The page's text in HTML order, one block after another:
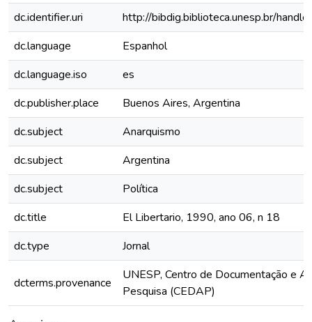
dc.identifier.uri
http://bibdig.biblioteca.unesp.br/
dc.language
Espanhol
dc.language.iso
es
dc.publisher.place
Buenos Aires, Argentina
dc.subject
Anarquismo
dc.subject
Argentina
dc.subject
Política
dc.title
El Libertario, 1990, ano 06, n 18
dc.type
Jornal
dcterms.provenance
UNESP, Centro de Documentação e
Pesquisa (CEDAP)